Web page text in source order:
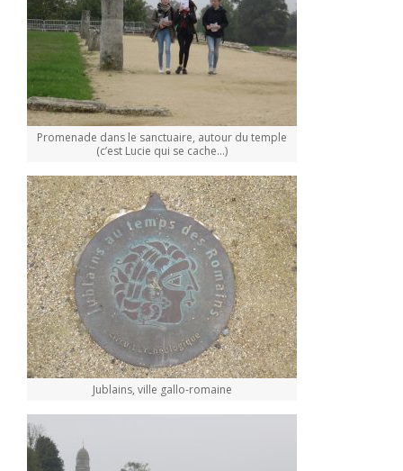
Promenade dans le sanctuaire, autour du temple
(c’est Lucie qui se cache…)
Jublains, ville gallo-romaine